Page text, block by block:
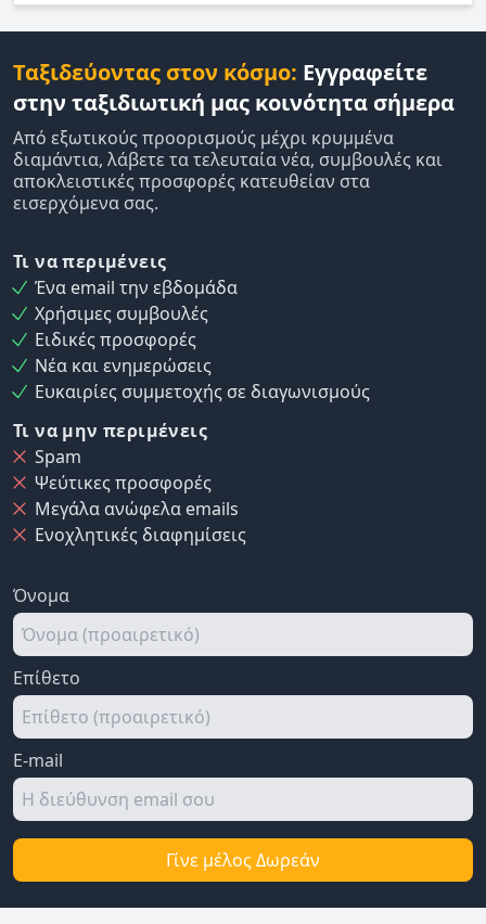
Ταξιδεύοντας στον κόσμο: Εγγραφείτε
στην ταξιδιωτική μας κοινότητα σήμερα
Από εξωτικούς προορισμούς μέχρι κρυμμένα
διαμάντια, λάβετε τα τελευταία νέα, συμβουλές και
αποκλειστικές προσφορές κατευθείαν στα
εισερχόμενα σας.
Τι να περιμένεις
Ένα email την εβδομάδα
Χρήσιμες συμβουλές
Ειδικές προσφορές
Νέα και ενημερώσεις
Ευκαιρίες συμμετοχής σε διαγωνισμούς
Τι να μην περιμένεις
Spam
Ψεύτικες προσφορές
Μεγάλα ανώφελα emails
Ενοχλητικές διαφημίσεις
Όνομα
Επίθετο
E-mail
Γίνε μέλος Δωρεάν